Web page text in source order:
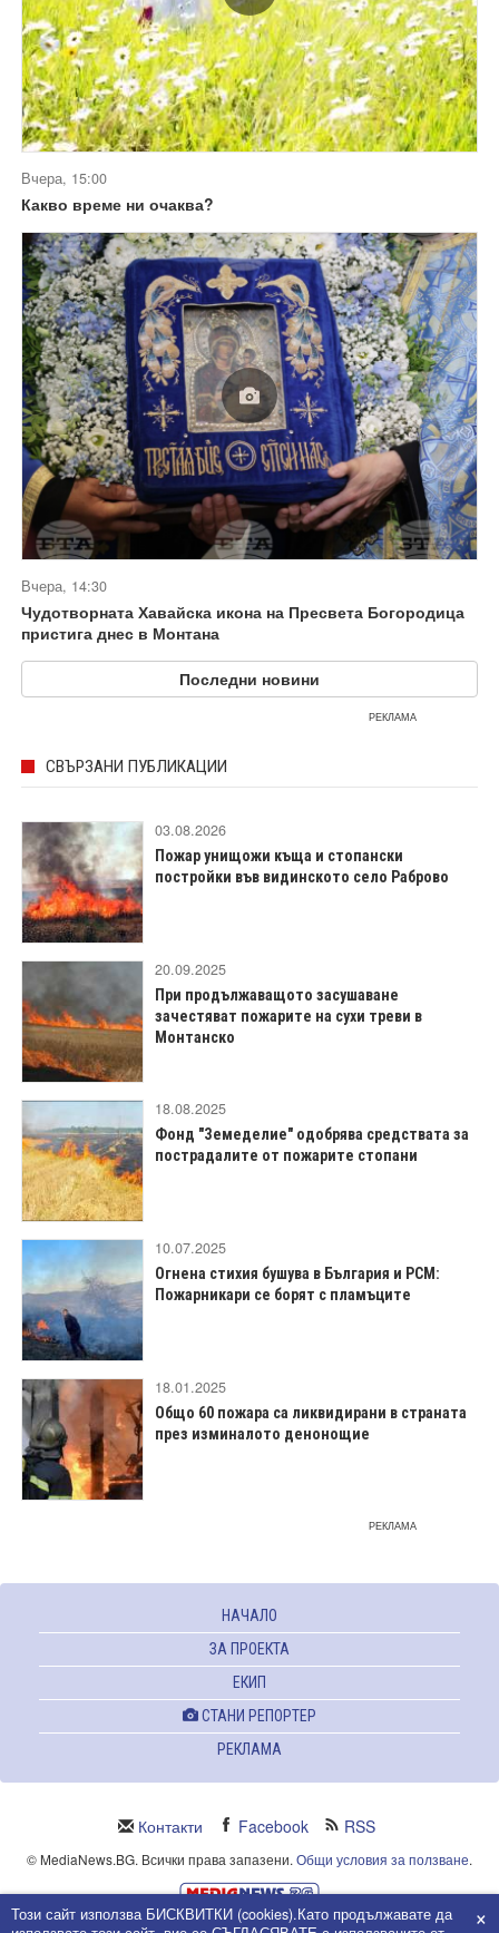
Вчера, 15:00
Какво време ни очаква?
Вчера, 14:30
Чудотворната Хавайска икона на Пресвета Богородица
пристига днес в Монтана
Последни новини
РЕКЛАМА
СВЪРЗАНИ ПУБЛИКАЦИИ
03.08.2026
Пожар унищожи къща и стопански
постройки във видинското село Раброво
20.09.2025
При продължаващото засушаване
зачестяват пожарите на сухи треви в
Монтанско
18.08.2025
Фонд "Земеделие" одобрява средствата за
пострадалите от пожарите стопани
10.07.2025
Огнена стихия бушува в България и РСМ:
Пожарникари се борят с пламъците
18.01.2025
Общо 60 пожара са ликвидирани в страната
през изминалото денонощие
РЕКЛАМА
НАЧАЛО
ЗА ПРОЕКТА
ЕКИП
СТАНИ РЕПОРТЕР
РЕКЛАМА
Контакти Facebook RSS
© MediaNews.BG. Всички права запазени. Общи условия за ползване.
Powered and owned by Intersat Ltd.
Този сайт използва БИСКВИТКИ (cookies).Като продължавате да
×